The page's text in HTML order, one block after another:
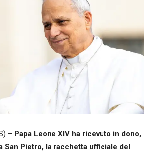
– Papa Leone XIV ha ricevuto in dono,
San Pietro, la racchetta ufficiale del